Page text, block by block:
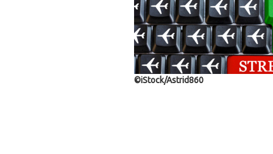
©iStock/Astrid860